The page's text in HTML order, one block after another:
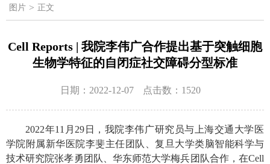
图片 > 正文
Cell Reports | 我院李伟广合作提出基于突触细胞
生物学特征的自闭症社交障碍分型标准
日期：2022-12-07 点击数： 1520
2022年11月29日，我院李伟广研究员与上海交通大学医
学院附属新华医院李斐主任团队、复旦大学类脑智能科学与
技术研究院张孝勇团队、华东师范大学梅兵团队合作，在Cell